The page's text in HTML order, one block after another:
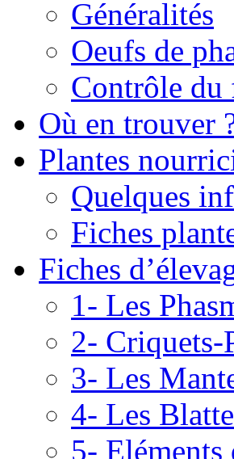
Généralités
Oeufs de
Contrôle du
Où en trouver
Plantes
Quelques
Fiches
Fiches
1- Les
2- Criquets-
3- Les
4- Les
5- Eléments